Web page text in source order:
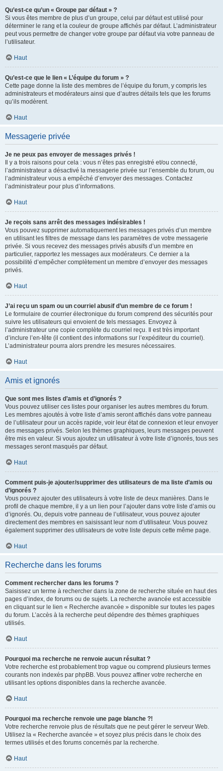
Qu’est-ce qu’un « Groupe par défaut » ?
Si vous êtes membre de plus d’un groupe, celui par défaut est utilisé pour
déterminer le rang et la couleur de groupe affichés par défaut. L’administrateur
peut vous permettre de changer votre groupe par défaut via votre panneau de
l’utilisateur.
Haut
Qu’est-ce que le lien « L’équipe du forum » ?
Cette page donne la liste des membres de l’équipe du forum, y compris les
administrateurs et modérateurs ainsi que d’autres détails tels que les forums
qu’ils modèrent.
Haut
Messagerie privée
Je ne peux pas envoyer de messages privés !
Il y a trois raisons pour cela : vous n’êtes pas enregistré et/ou connecté,
l’administrateur a désactivé la messagerie privée sur l’ensemble du forum, ou
l’administrateur vous a empêché d’envoyer des messages. Contactez
l’administrateur pour plus d’informations.
Haut
Je reçois sans arrêt des messages indésirables !
Vous pouvez supprimer automatiquement les messages privés d’un membre
en utilisant les filtres de message dans les paramètres de votre messagerie
privée. Si vous recevez des messages privés abusifs d’un membre en
particulier, rapportez les messages aux modérateurs. Ce dernier a la
possibilité d’empêcher complètement un membre d’envoyer des messages
privés.
Haut
J’ai reçu un spam ou un courriel abusif d’un membre de ce forum !
Le formulaire de courrier électronique du forum comprend des sécurités pour
suivre les utilisateurs qui envoient de tels messages. Envoyez à
l’administrateur une copie complète du courriel reçu. Il est très important
d’inclure l’en-tête (il contient des informations sur l’expéditeur du courriel).
L’administrateur pourra alors prendre les mesures nécessaires.
Haut
Amis et ignorés
Que sont mes listes d’amis et d’ignorés ?
Vous pouvez utiliser ces listes pour organiser les autres membres du forum.
Les membres ajoutés à votre liste d’amis seront affichés dans votre panneau
de l’utilisateur pour un accès rapide, voir leur état de connexion et leur envoyer
des messages privés. Selon les thèmes graphiques, leurs messages peuvent
être mis en valeur. Si vous ajoutez un utilisateur à votre liste d’ignorés, tous ses
messages seront masqués par défaut.
Haut
Comment puis-je ajouter/supprimer des utilisateurs de ma liste d’amis ou
d’ignorés ?
Vous pouvez ajouter des utilisateurs à votre liste de deux manières. Dans le
profil de chaque membre, il y a un lien pour l’ajouter dans votre liste d’amis ou
d’ignorés. Ou, depuis votre panneau de l’utilisateur, vous pouvez ajouter
directement des membres en saisissant leur nom d’utilisateur. Vous pouvez
également supprimer des utilisateurs de votre liste depuis cette même page.
Haut
Recherche dans les forums
Comment rechercher dans les forums ?
Saisissez un terme à rechercher dans la zone de recherche située en haut des
pages d’index, de forums ou de sujets. La recherche avancée est accessible
en cliquant sur le lien « Recherche avancée » disponible sur toutes les pages
du forum. L’accès à la recherche peut dépendre des thèmes graphiques
utilisés.
Haut
Pourquoi ma recherche ne renvoie aucun résultat ?
Votre recherche est probablement trop vague ou comprend plusieurs termes
courants non indexés par phpBB. Vous pouvez affiner votre recherche en
utilisant les options disponibles dans la recherche avancée.
Haut
Pourquoi ma recherche renvoie une page blanche ?!
Votre recherche renvoie plus de résultats que ne peut gérer le serveur Web.
Utilisez la « Recherche avancée » et soyez plus précis dans le choix des
termes utilisés et des forums concernés par la recherche.
Haut